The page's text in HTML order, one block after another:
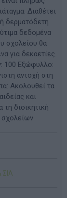
Διαθέτει
δερματόδετη
δεδομένα
σχολείου θα
για δεκαετίες.
100 Εξώφυλλο:
αντοχή στη
Ακολουθεί τα
και
διοικητική
σχολείων
ΣΙΑ